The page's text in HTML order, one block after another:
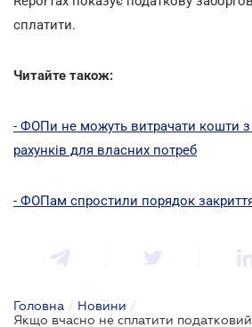
cплатити.
Читайте також:
- ФОПи не можуть витрачати кошти
рахунків для власних потреб
- ФОПам спростили порядок закриття
Головна / Новини /